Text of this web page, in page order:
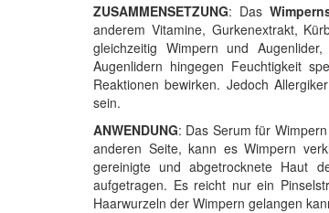
ZUSAMMENSETZUNG: Das
anderem Vitamine, Gurkenextrakt,
gleichzeitig Wimpern und
Augenlidern hingegen Feuchtigkeit
Reaktionen bewirken. Jedoch
sein.
ANWENDUNG: Das Serum für
anderen Seite, kann es Wimpern
gereinigte und abgetrocknete Haut
aufgetragen. Es reicht nur ein
Haarwurzeln der Wimpern gelangen